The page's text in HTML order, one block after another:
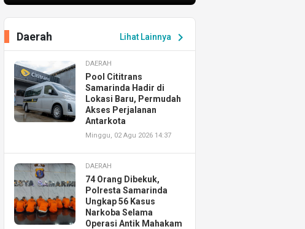
Lihat Lainnya chevron_right
Daerah
DAERAH
Pool Cititrans
Samarinda Hadir di
Lokasi Baru, Permudah
Akses Perjalanan
Antarkota
Minggu, 02 Agu 2026 14:37
DAERAH
74 Orang Dibekuk,
Polresta Samarinda
Ungkap 56 Kasus
Narkoba Selama
Operasi Antik Mahakam